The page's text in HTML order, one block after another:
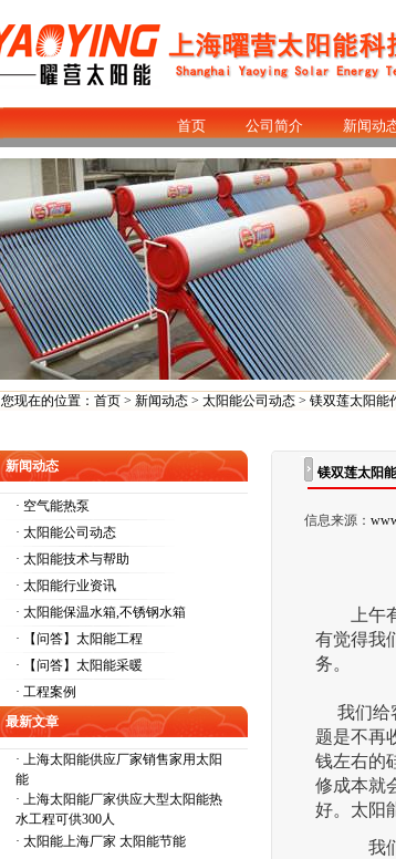
首页 公司简介 新闻动
您现在的位置： 首页> 新闻动态> 太阳能公司动态> 镁双莲太阳能
新闻动态
· 空气能热泵
· 太阳能公司动态
· 太阳能技术与帮助
· 太阳能行业资讯
· 太阳能保温水箱,不锈钢水箱
· 【问答】太阳能工程
· 【问答】太阳能采暖
· 工程案例
最新文章
· 上海太阳能供应厂家销售家用太阳
能
· 上海太阳能厂家供应大型太阳能热
水工程可供300人
· 太阳能上海厂家 太阳能节能
镁双莲太阳
信息来源：
上午有
有觉得我
务。
我们给
题是不再
钱左右的
修成本就
好。太阳
我们企